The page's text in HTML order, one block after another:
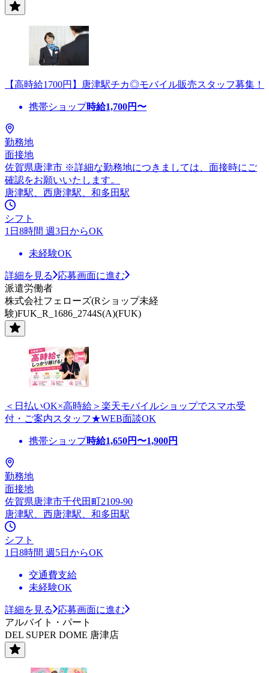
【高時給1700円】唐津駅チカ◎モバイル販売スタッフ募集！
携帯ショップ時給1,700円〜
勤務地
面接地
佐賀県唐津市 ※詳細な勤務地につきましては、面接時にご
確認をお願いいたします。
唐津駅、西唐津駅、和多田駅
シフト
1日8時間 週3日からOK
未経験OK
詳細を見る
応募画面に進む
派遣労働者
株式会社フェローズ(Rショップ未経
験)FUK_R_1686_2744S(A)(FUK)
＜日払いOK×高時給＞楽天モバイルショップでスマホ受
付・ご案内スタッフ★WEB面談OK
携帯ショップ時給1,650円〜1,900円
勤務地
面接地
佐賀県唐津市千代田町2109-90
唐津駅、西唐津駅、和多田駅
シフト
1日8時間 週5日からOK
交通費支給
未経験OK
詳細を見る
応募画面に進む
アルバイト・パート
DEL SUPER DOME 唐津店